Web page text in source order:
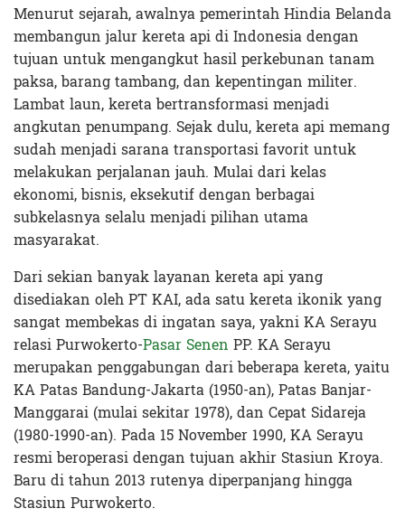
Menurut sejarah, awalnya pemerintah Hindia Belanda
membangun jalur kereta api di Indonesia dengan
tujuan untuk mengangkut hasil perkebunan tanam
paksa, barang tambang, dan kepentingan militer.
Lambat laun, kereta bertransformasi menjadi
angkutan penumpang. Sejak dulu, kereta api memang
sudah menjadi sarana transportasi favorit untuk
melakukan perjalanan jauh. Mulai dari kelas
ekonomi, bisnis, eksekutif dengan berbagai
subkelasnya selalu menjadi pilihan utama
masyarakat.
Dari sekian banyak layanan kereta api yang
disediakan oleh PT KAI, ada satu kereta ikonik yang
sangat membekas di ingatan saya, yakni KA Serayu
relasi Purwokerto-Pasar Senen PP. KA Serayu
merupakan penggabungan dari beberapa kereta, yaitu
KA Patas Bandung-Jakarta (1950-an), Patas Banjar-
Manggarai (mulai sekitar 1978), dan Cepat Sidareja
(1980-1990-an). Pada 15 November 1990, KA Serayu
resmi beroperasi dengan tujuan akhir Stasiun Kroya.
Baru di tahun 2013 rutenya diperpanjang hingga
Stasiun Purwokerto.